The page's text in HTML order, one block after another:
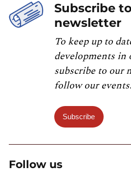
Subscribe
newsletter
To keep up to
developments in
subscribe to our
follow our events.
Subscribe
Follow us